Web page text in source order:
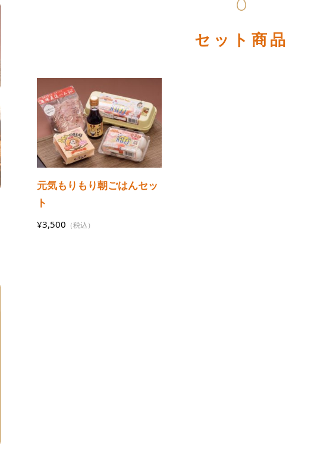
セット商品
元気もりもり朝ごはんセッ
ト
¥3,500 （税込）